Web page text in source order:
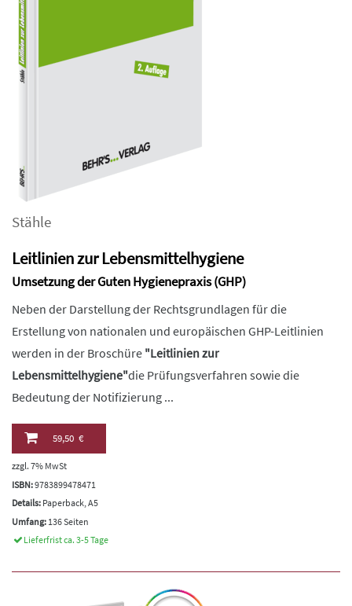
Stähle
Leitlinien zur Lebensmittelhygiene
Umsetzung der Guten Hygienepraxis (GHP)
Neben der Darstellung der Rechtsgrundlagen für die
Erstellung von nationalen und europäischen GHP-Leitlinien
werden in der Broschüre "Leitlinien zur
Lebensmittelhygiene"die Prüfungsverfahren sowie die
Bedeutung der Notifizierung ...
59,50 €
zzgl. 7% MwSt
ISBN:9783899478471
Details: Paperback, A5
Umfang: 136 Seiten
Lieferfrist ca. 3-5 Tage